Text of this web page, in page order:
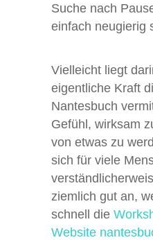
Suche nach
einfach neugierig
Vielleicht liegt
eigentliche Kraft
Nantesbuch
Gefühl, wirksam
von etwas zu
sich für viele
ziemlich gut an,
schnell die
Website